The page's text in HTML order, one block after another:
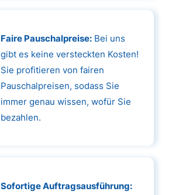
Faire Pauschalpreise:Bei uns
gibt es keine versteckten Kosten!
Sie profitieren von fairen
Pauschalpreisen, sodass Sie
immer genau wissen, wofür Sie
bezahlen.
Sofortige Auftragsausführung: